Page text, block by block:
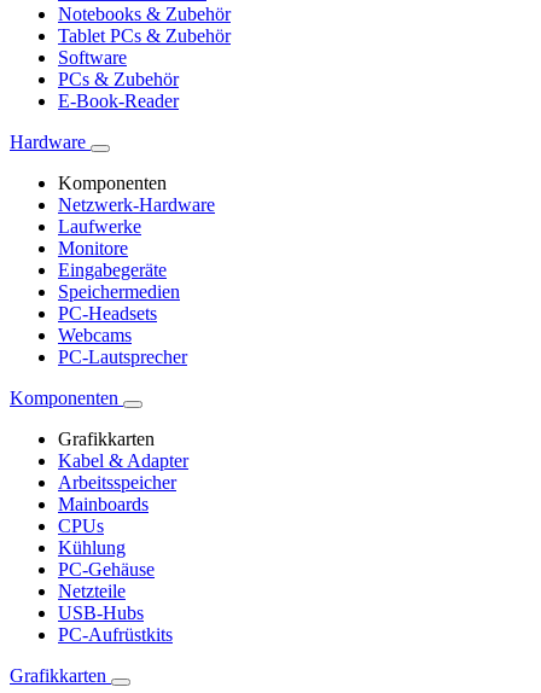
Notebooks & Zubehör
Tablet PCs & Zubehör
Software
PCs & Zubehör
E-Book-Reader
Hardware
Komponenten
Netzwerk-Hardware
Laufwerke
Monitore
Eingabegeräte
Speichermedien
PC-Headsets
Webcams
PC-Lautsprecher
Komponenten
Grafikkarten
Kabel & Adapter
Arbeitsspeicher
Mainboards
CPUs
Kühlung
PC-Gehäuse
Netzteile
USB-Hubs
PC-Aufrüstkits
Grafikkarten